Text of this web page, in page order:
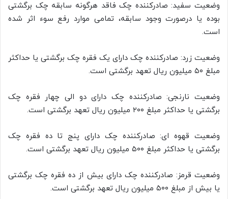
وضعیت سفید: صادرکننده چک فاقد هرگونه سابقه چک برگشتی
بوده یا درصورت وجود سابقه، تمامی موارد رفع سوء اثر شده
است.
وضعیت زرد: صادرکننده چک دارای یک فقره چک برگشتی یا حداکثر
مبلغ ۵۰ میلیون ریال تعهد برگشتی است.
وضعیت نارنجی:‌ صادرکننده چک دارای دو الی چهار فقره چک
برگشتی یا حداکثر مبلغ ۲۰۰ میلیون ریال تعهد برگشتی است.
وضعیت قهوه ای: صادرکننده چک دارای پنج تا ده فقره چک
برگشتی یا حداکثر مبلغ ۵۰۰ میلیون ریال تعهد برگشتی است.
وضعیت قرمز: صادرکننده چک دارای بیش از ده فقره چک برگشتی
یا بیش از مبلغ ۵۰۰ میلیون ریال تعهد برگشتی است.